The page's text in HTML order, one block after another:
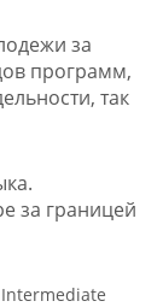
за
программ,
так
за границей